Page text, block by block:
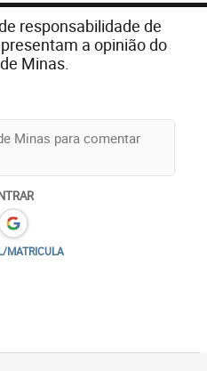
responsabilidade de
a opinião do
Minas.
MATRICULA